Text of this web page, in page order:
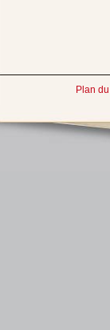
Plan